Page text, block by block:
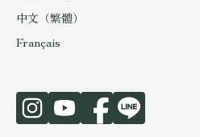
中文（繁體）
Français